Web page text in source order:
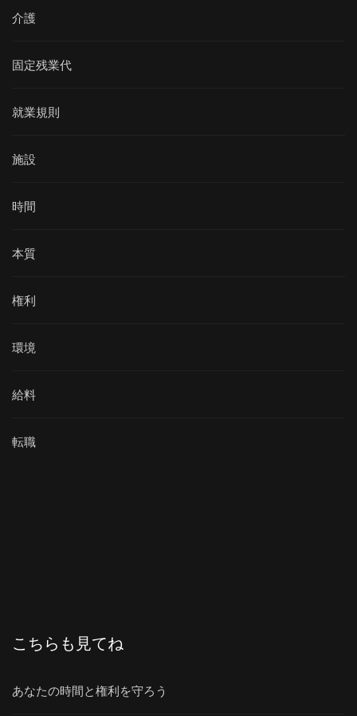
介護
固定残業代
就業規則
施設
時間
本質
権利
環境
給料
転職
こちらも見てね
あなたの時間と権利を守ろう